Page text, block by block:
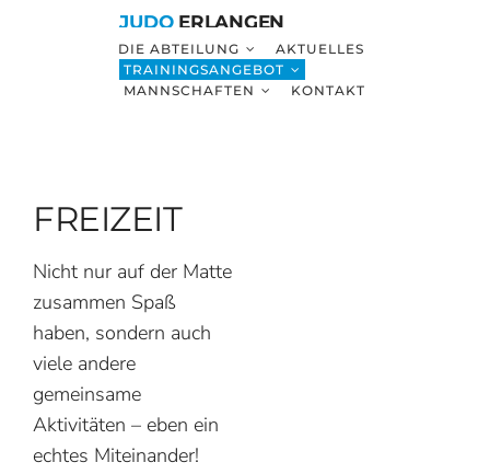
JUDOERLANGEN
DIE ABTEILUNG
AKTUELLES
TRAININGSANGEBOT
MANNSCHAFTEN
KONTAKT
FREIZEIT
Nicht nur auf der Matte
zusammen Spaß
haben, sondern auch
viele andere
gemeinsame
Aktivitäten – eben ein
echtes Miteinander!